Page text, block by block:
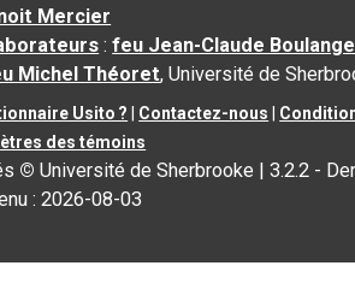
Mercier
:feu Jean-Claude
Michel Théoret, Université de
Usito ? Contactez-nous
des témoins
© Université de Sherbrooke |3.2.2 -
:2026-08-03